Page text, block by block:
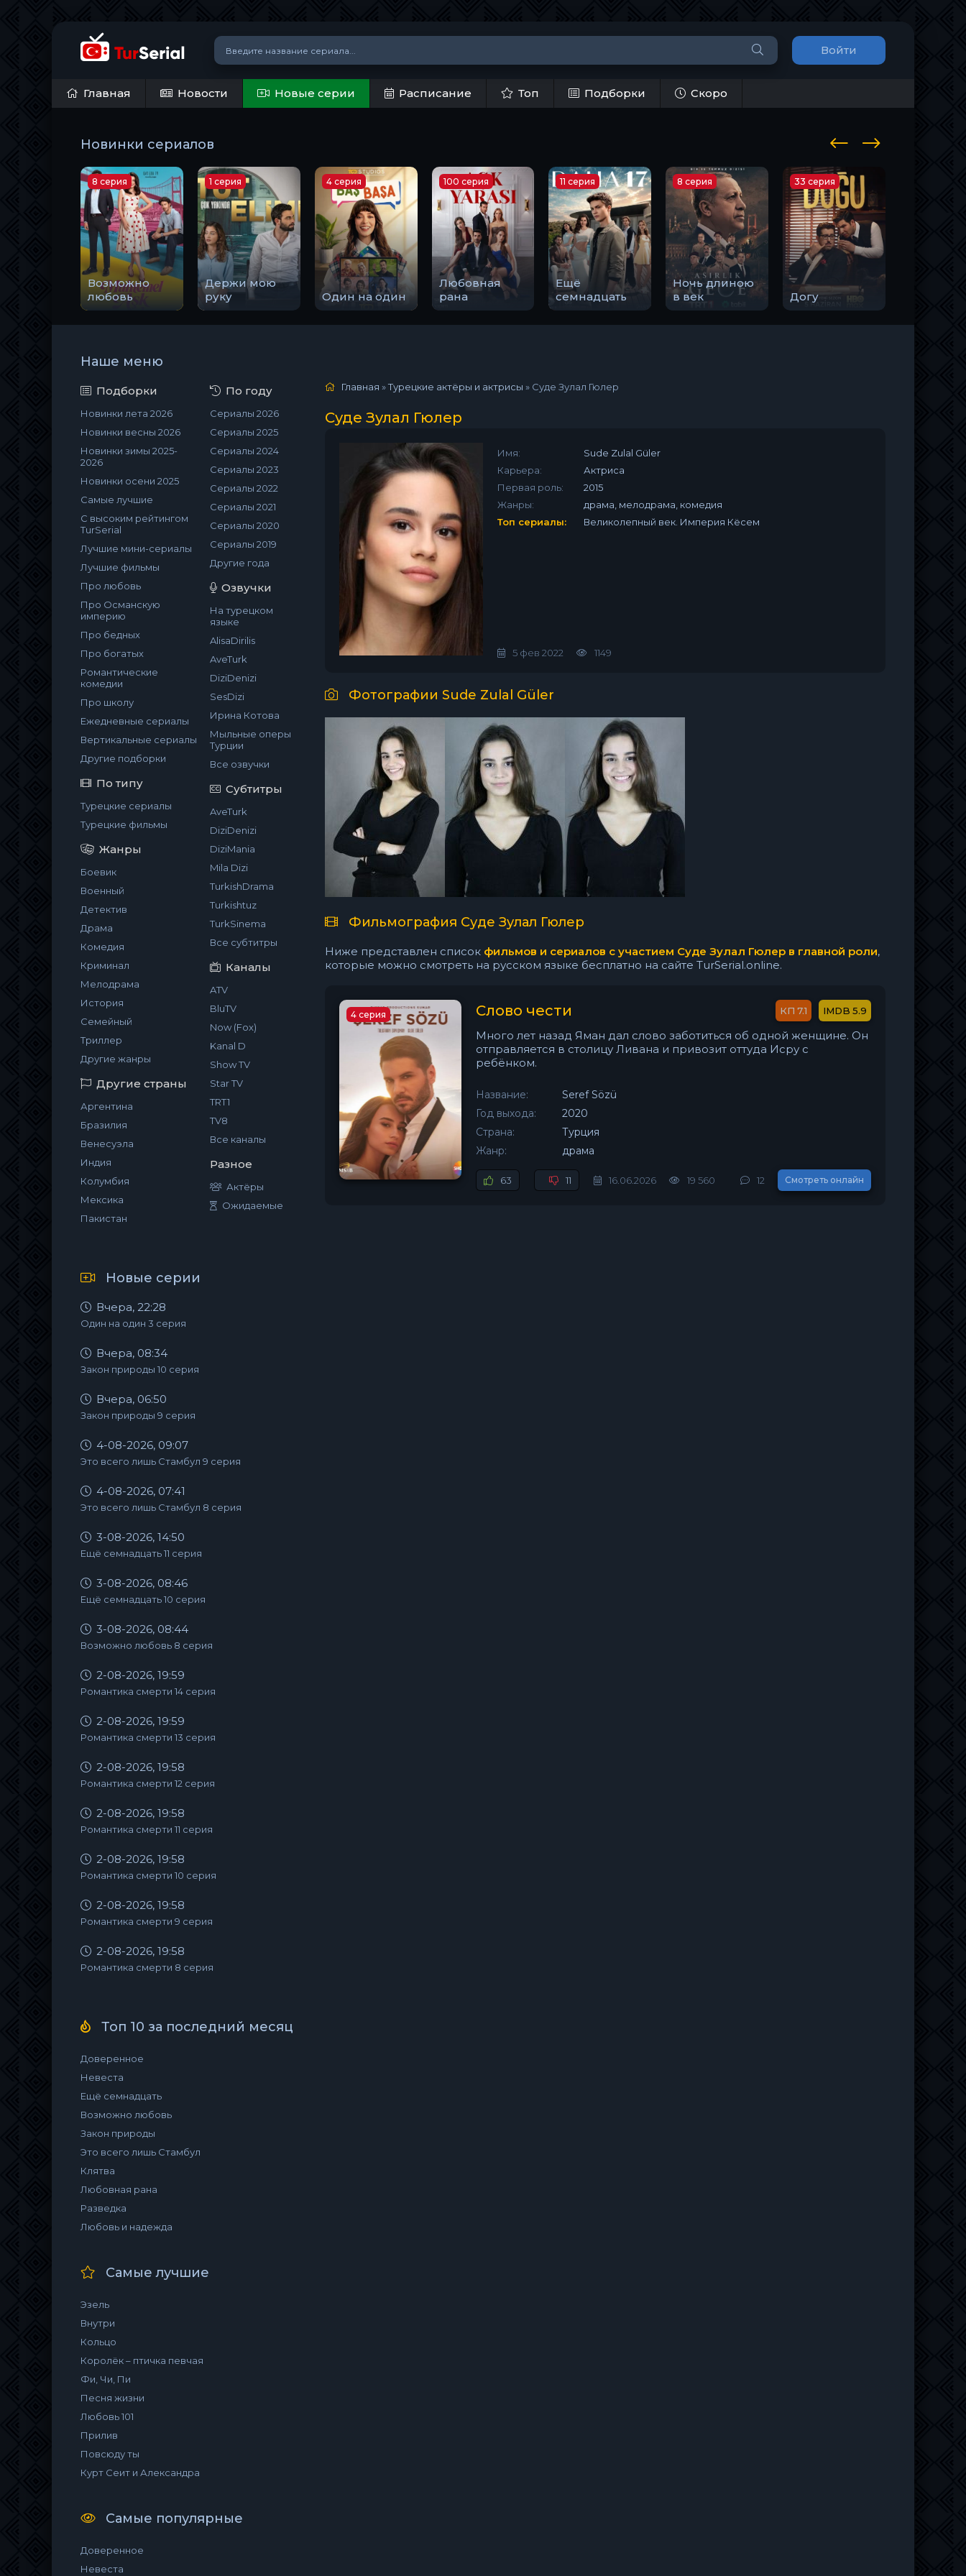
Войти
Главная Новости Новые серии Расписание Топ Подборки Скоро
Новинки сериалов
Возможно
любовь
8 серия
Держи мою
руку
1 серия
Один на один
4 серия
Любовная
рана
100 серия
Ещё
семнадцать
11 серия
Ночь длиною
в век
8 серия
Догу
33 серия
Наше меню
Подборки
Новинки лета 2026
Новинки весны 2026
Новинки зимы 2025-
2026
Новинки осени 2025
Самые лучшие
С высоким рейтингом
TurSerial
Лучшие мини-сериалы
Лучшие фильмы
Про любовь
Про Османскую
империю
Про бедных
Про богатых
Романтические
комедии
Про школу
Ежедневные сериалы
Вертикальные сериалы
Другие подборки
По типу
Турецкие сериалы
Турецкие фильмы
Жанры
Боевик
Военный
Детектив
Драма
Комедия
Криминал
Мелодрама
История
Семейный
Триллер
Другие жанры
Другие страны
Аргентина
Бразилия
Венесуэла
Индия
Колумбия
Мексика
Пакистан
По году
Сериалы 2026
Сериалы 2025
Сериалы 2024
Сериалы 2023
Сериалы 2022
Сериалы 2021
Сериалы 2020
Сериалы 2019
Другие года
Озвучки
На турецком
языке
AlisaDirilis
AveTurk
DiziDenizi
SesDizi
Ирина Котова
Мыльные оперы
Турции
Все озвучки
Субтитры
AveTurk
DiziDenizi
DiziMania
Mila Dizi
TurkishDrama
Turkishtuz
TurkSinema
Все субтитры
Каналы
ATV
BluTV
Now (Fox)
Kanal D
Show TV
Star TV
TRT1
TV8
Все каналы
Разное
Актёры
Ожидаемые
Новые серии
Вчера, 22:28
Один на один 3 серия
Вчера, 08:34
Закон природы 10 серия
Вчера, 06:50
Закон природы 9 серия
4-08-2026, 09:07
Это всего лишь Стамбул 9 серия
4-08-2026, 07:41
Это всего лишь Стамбул 8 серия
3-08-2026, 14:50
Ещё семнадцать 11 серия
3-08-2026, 08:46
Ещё семнадцать 10 серия
3-08-2026, 08:44
Возможно любовь 8 серия
2-08-2026, 19:59
Романтика смерти 14 серия
2-08-2026, 19:59
Романтика смерти 13 серия
2-08-2026, 19:58
Романтика смерти 12 серия
2-08-2026, 19:58
Романтика смерти 11 серия
2-08-2026, 19:58
Романтика смерти 10 серия
2-08-2026, 19:58
Романтика смерти 9 серия
2-08-2026, 19:58
Романтика смерти 8 серия
Топ 10 за последний месяц
Доверенное
Невеста
Ещё семнадцать
Возможно любовь
Закон природы
Это всего лишь Стамбул
Клятва
Любовная рана
Разведка
Любовь и надежда
Самые лучшие
Эзель
Внутри
Кольцо
Королёк – птичка певчая
Фи, Чи, Пи
Песня жизни
Любовь 101
Прилив
Повсюду ты
Курт Сеит и Александра
Самые популярные
Доверенное
Невеста
Главная »Турецкие актёры и актрисы » Суде Зулал Гюлер
Суде Зулал Гюлер
Имя:
Sude Zulal Güler
Карьера:
Актриса
Первая роль:
2015
Жанры:
драма, мелодрама, комедия
Топ сериалы:
Великолепный век. Империя Кёсем
5 фев 2022 1149
Фотографии Sude Zulal Güler
Фильмография Суде Зулал Гюлер
Ниже представлен список фильмов и сериалов с участием Суде Зулал Гюлер в главной роли,
которые можно смотреть на русском языке бесплатно на сайте TurSerial.online.
4 серия Слово чести 7.1 5.9
Много лет назад Яман дал слово заботиться об одной женщине. Он
отправляется в столицу Ливана и привозит оттуда Исру с
ребёнком.
Название:
Seref Sözü
Год выхода:
2020
Страна:
Турция
Жанр:
драма
63 11 16.06.2026 19 560 12 Смотреть онлайн